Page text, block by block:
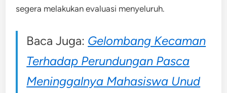
segera melakukan evaluasi menyeluruh.
Baca Juga: Gelombang Kecaman
Terhadap Perundungan Pasca
Meninggalnya Mahasiswa Unud